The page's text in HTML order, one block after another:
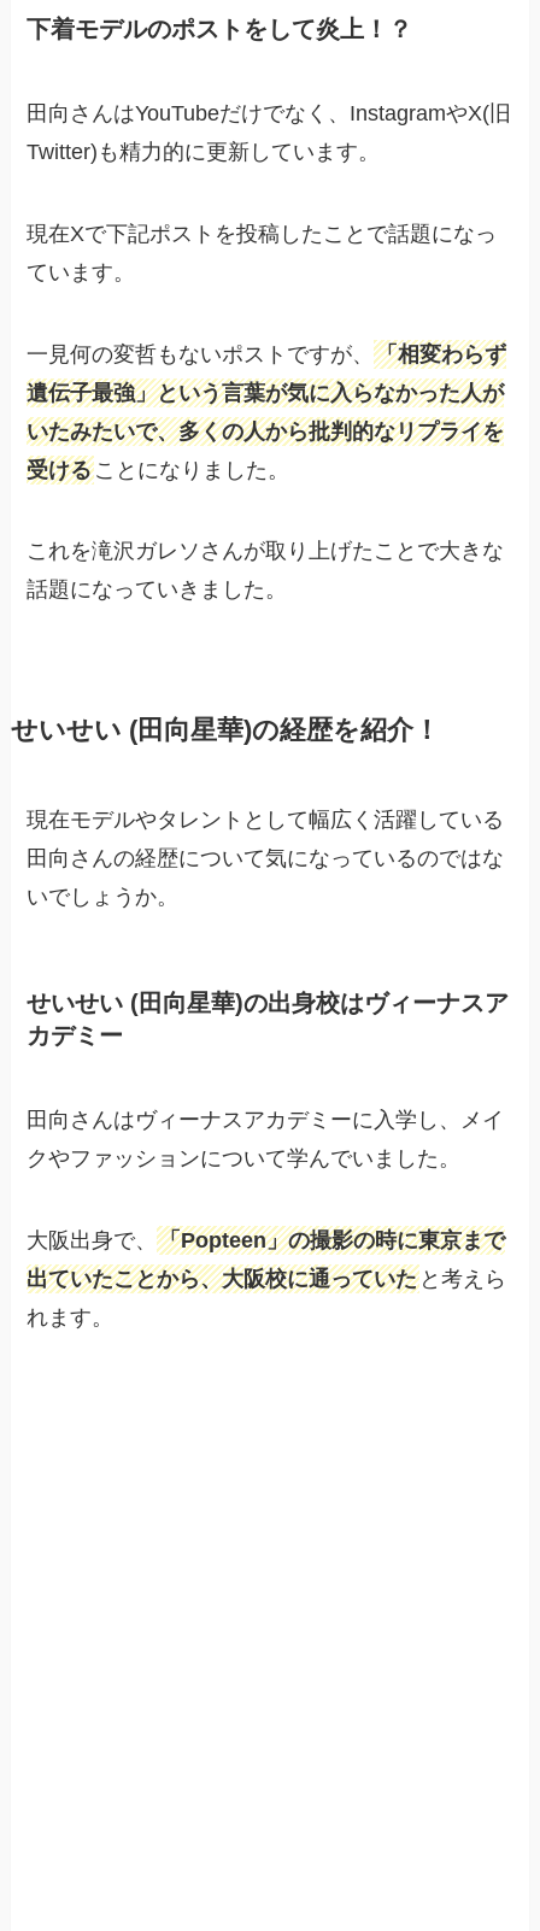
下着モデルのポストをして炎上！？
田向さんはYouTubeだけでなく、InstagramやX(旧
Twitter)も精力的に更新しています。
現在Xで下記ポストを投稿したことで話題になっ
ています。
一見何の変哲もないポストですが、「相変わらず
遺伝子最強」という言葉が気に入らなかった人が
いたみたいで、多くの人から批判的なリプライを
受けることになりました。
これを滝沢ガレソさんが取り上げたことで大きな
話題になっていきました。
せいせい (田向星華)の経歴を紹介！
現在モデルやタレントとして幅広く活躍している
田向さんの経歴について気になっているのではな
いでしょうか。
せいせい (田向星華)の出身校はヴィーナスア
カデミー
田向さんはヴィーナスアカデミーに入学し、メイ
クやファッションについて学んでいました。
大阪出身で、「Popteen」の撮影の時に東京まで
出ていたことから、大阪校に通っていた と考えら
れます。